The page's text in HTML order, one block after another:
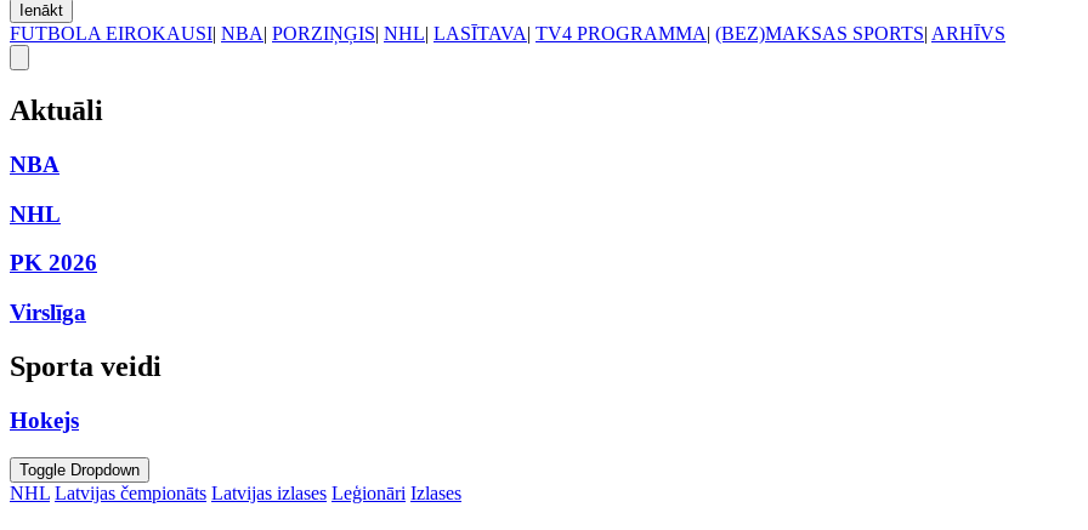
Ienākt
FUTBOLA EIROKAUSI| NBA| PORZIŅĢIS| NHL| LASĪTAVA| TV4 PROGRAMMA| (BEZ)MAKSAS SPORTS| ARHĪVS
Aktuāli
NBA
NHL
PK 2026
Virslīga
Sporta veidi
Hokejs
Toggle Dropdown
NHL Latvijas čempionāts Latvijas izlases Leģionāri Izlases